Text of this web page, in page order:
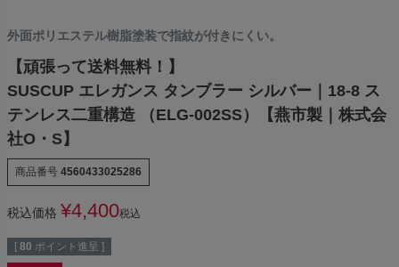
外面ポリエステル樹脂塗装で指紋が付きにくい。
【頑張って送料無料！】
SUSCUP エレガンス タンブラー シルバー｜18-8 ス
テンレス二重構造 （ELG-002SS）【燕市製｜株式会
社O・S】
商品番号 4560433025286
税込価格 ¥4,400税込
[ 80 ポイント進呈 ]